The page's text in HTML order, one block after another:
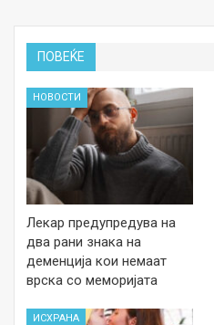
ПОВЕЌЕ
НОВОСТИ
Лекар предупредува на
два рани знака на
деменција кои немаат
врска со меморијата
ИСХРАНА